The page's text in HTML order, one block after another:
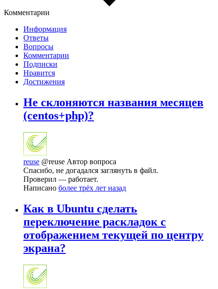
Комментарии
Информация
Ответы
Вопросы
Комментарии
Подписки
Нравится
Достижения
Не склоняются названия месяцев
(centos+php)?
reuse @reuse Автор вопроса
Спасибо, не догадался заглянуть в файл.
Проверил — работает.
Написано более трёх лет назад
Как в Ubuntu сделать
переключение раскладок с
отображением текущей по центру
экрана?